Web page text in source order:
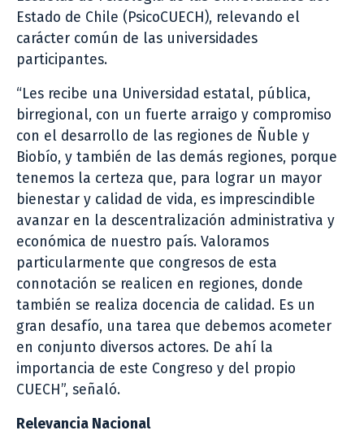
Estado de Chile (PsicoCUECH), relevando el
carácter común de las universidades
participantes.
“Les recibe una Universidad estatal, pública,
birregional, con un fuerte arraigo y compromiso
con el desarrollo de las regiones de Ñuble y
Biobío, y también de las demás regiones, porque
tenemos la certeza que, para lograr un mayor
bienestar y calidad de vida, es imprescindible
avanzar en la descentralización administrativa y
económica de nuestro país. Valoramos
particularmente que congresos de esta
connotación se realicen en regiones, donde
también se realiza docencia de calidad. Es un
gran desafío, una tarea que debemos acometer
en conjunto diversos actores. De ahí la
importancia de este Congreso y del propio
CUECH”, señaló.
Relevancia Nacional